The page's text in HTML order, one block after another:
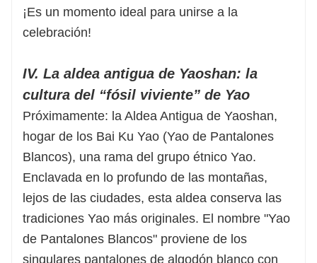
¡Es un momento ideal para unirse a la
celebración!
IV. La aldea antigua de Yaoshan: la
cultura del “fósil viviente” de Yao
Próximamente: la Aldea Antigua de Yaoshan,
hogar de los Bai Ku Yao (Yao de Pantalones
Blancos), una rama del grupo étnico Yao.
Enclavada en lo profundo de las montañas,
lejos de las ciudades, esta aldea conserva las
tradiciones Yao más originales. El nombre "Yao
de Pantalones Blancos" proviene de los
singulares pantalones de algodón blanco con